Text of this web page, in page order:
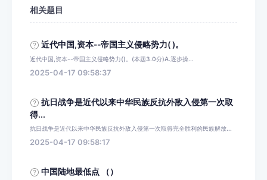
相关题目
近代中国,资本--帝国主义侵略势力( )。
近代中国,资本--帝国主义侵略势力()。(本题3.0分)A.逐步操...
2025-04-17 09:58:37
抗日战争是近代以来中华民族反抗外敌入侵第一次取
得...
抗日战争是近代以来中华民族反抗外敌入侵第一次取得完全胜利的民族解放...
2025-04-17 09:58:17
中国陆地最低点 （）